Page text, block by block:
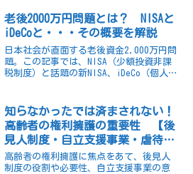
方法をご紹介します。
老後2000万円問題とは？ NISAと
iDeCoと・・・その概要を解説
日本社会が直面する老後資金2,000万円問
題。この記事では、NISA（少額投資非課
税制度）と話題の新NISA、iDeCo（個人
を解説します。税制優遇を活かし、様々
な選択肢を検討しつつ、賢い資産形成を
目指しましょう。老後に向けての準備は
今から始めるべきです。
知らなかったでは済まされない！
高齢者の権利擁護の重要性 【後
見人制度・自立支援事業・虐待防
止】
高齢者の権利擁護に焦点をあて、後見人
制度の役割や必要性、自立支援事業の意